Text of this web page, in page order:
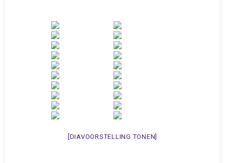
[DIAVOORSTELLING TONEN]